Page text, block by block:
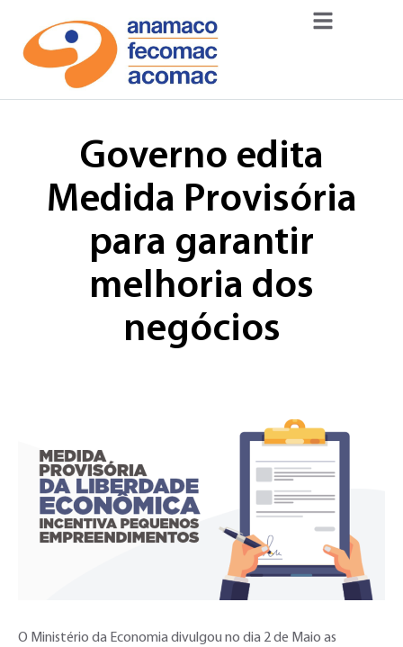
Governo edita
Medida Provisória
para garantir
melhoria dos
negócios
O Ministério da Economia divulgou no dia 2 de Maio as